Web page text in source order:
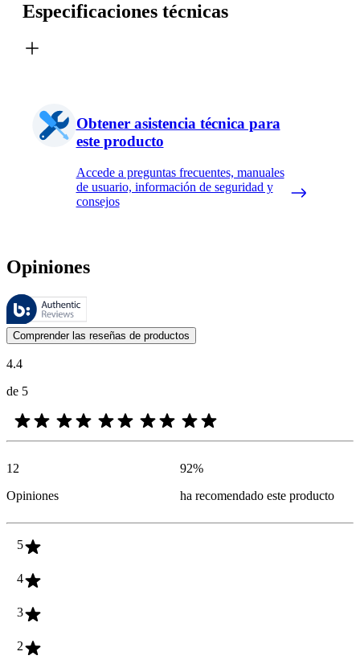
Especificaciones técnicas
Obtener asistencia técnica para
este producto
Accede a preguntas frecuentes, manuales
de usuario, información de seguridad y
consejos
Opiniones
Estas reseñas las gestiona Bazaarvoice y cumplen con la política de
Las opiniones de los clientes en forma de reseñas de productos y
Comprender las reseñas de productos
4.4
de 5
12
Opiniones
92%
ha recomendado este producto
5
4
3
2